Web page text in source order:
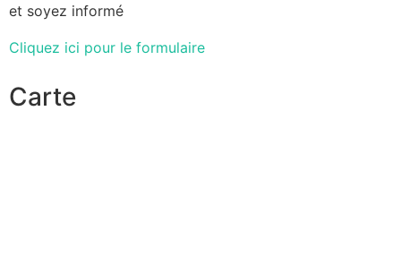
et soyez informé
Cliquez ici pour le formulaire
Carte